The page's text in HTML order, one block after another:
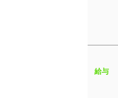
​給与